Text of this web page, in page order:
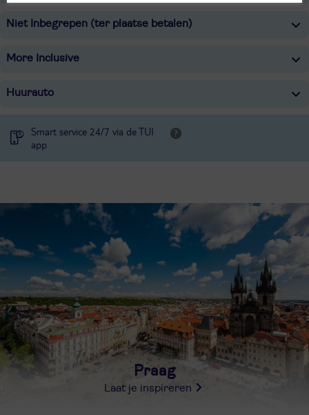
Niet Inbegrepen (ter plaatse betalen)
More Inclusive
Huurauto
Smart service 24/7 via de TUI
app
Praag
Laat je inspireren